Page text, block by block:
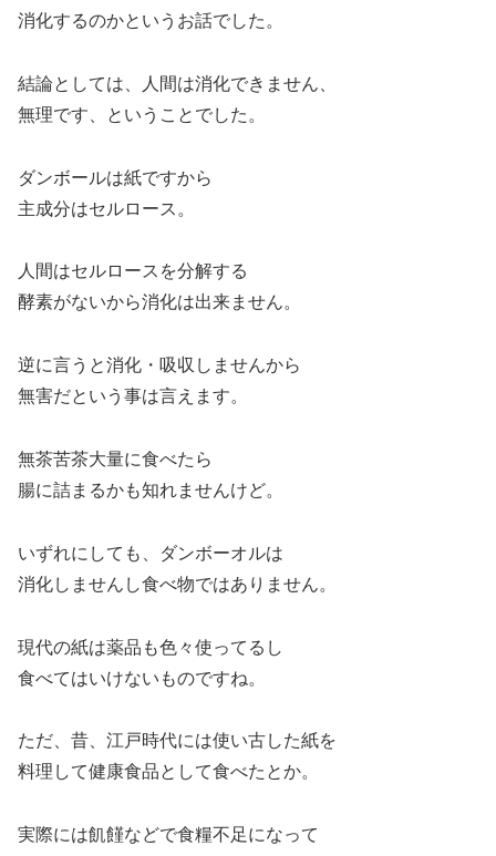
消化するのかというお話でした。
結論としては、人間は消化できません、
無理です、ということでした。
ダンボールは紙ですから
主成分はセルロース。
人間はセルロースを分解する
酵素がないから消化は出来ません。
逆に言うと消化・吸収しませんから
無害だという事は言えます。
無茶苦茶大量に食べたら
腸に詰まるかも知れませんけど。
いずれにしても、ダンボーオルは
消化しませんし食べ物ではありません。
現代の紙は薬品も色々使ってるし
食べてはいけないものですね。
ただ、昔、江戸時代には使い古した紙を
料理して健康食品として食べたとか。
実際には飢饉などで食糧不足になって